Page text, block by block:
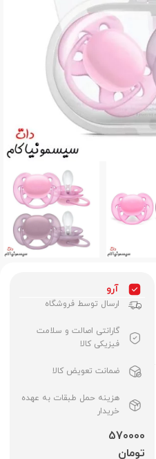
آرو
ارسال توسط فروشگاه
گارانتی اصالت و سلامت
فیزیکی کالا
ضمانت تعویض کالا
هزینه حمل طبقات به عهده
خریدار
570000
تومان